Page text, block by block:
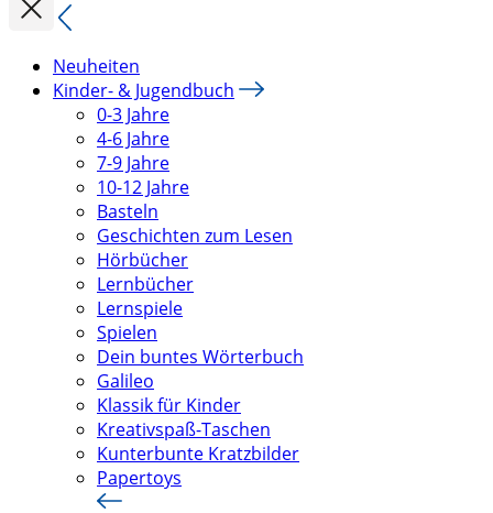
Neuheiten
Kinder- & Jugendbuch
0-3 Jahre
4-6 Jahre
7-9 Jahre
10-12 Jahre
Basteln
Geschichten zum Lesen
Hörbücher
Lernbücher
Lernspiele
Spielen
Dein buntes Wörterbuch
Galileo
Klassik für Kinder
Kreativspaß-Taschen
Kunterbunte Kratzbilder
Papertoys